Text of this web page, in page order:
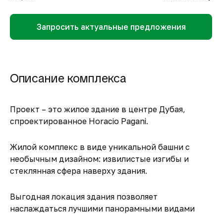
Запросить актуальные предложения
Описание комплекса
Проект – это жилое здание в центре Дубая,
спроектированное Horacio Pagani.
Жилой комплекс в виде уникальной башни с
необычным дизайном: извилистые изгибы и
стеклянная сфера наверху здания.
Выгодная локация здания позволяет
наслаждаться лучшими панорамными видами